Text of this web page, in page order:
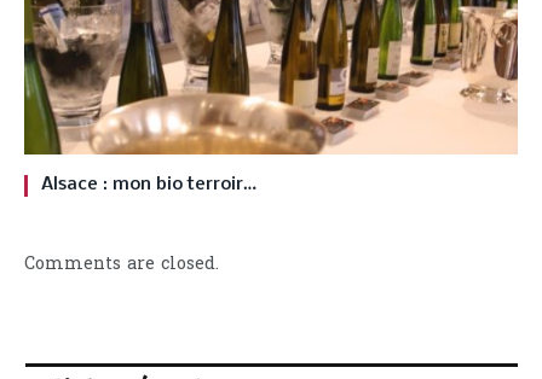
Alsace : mon bio terroir…
Comments are closed.